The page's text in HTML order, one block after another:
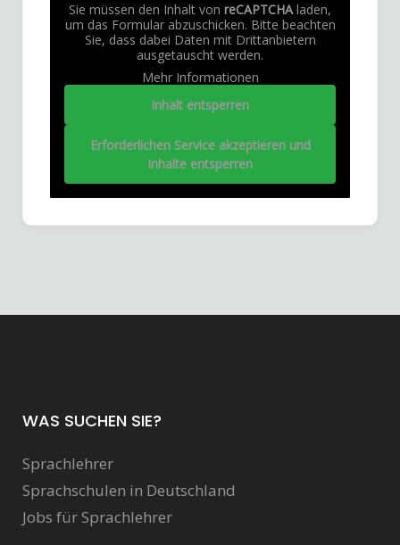
Sie müssen den Inhalt von reCAPTCHAladen,
um das Formular abzuschicken. Bitte beachten
Sie, dass dabei Daten mit Drittanbietern
ausgetauscht werden.
Mehr Informationen
Inhalt entsperren
Erforderlichen Service akzeptieren und
Inhalte entsperren
WAS SUCHEN SIE?
Sprachlehrer
Sprachschulen in Deutschland
Jobs für Sprachlehrer